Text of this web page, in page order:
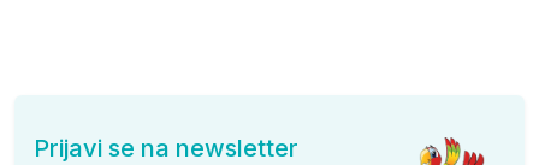
Prijavi se na newsletter